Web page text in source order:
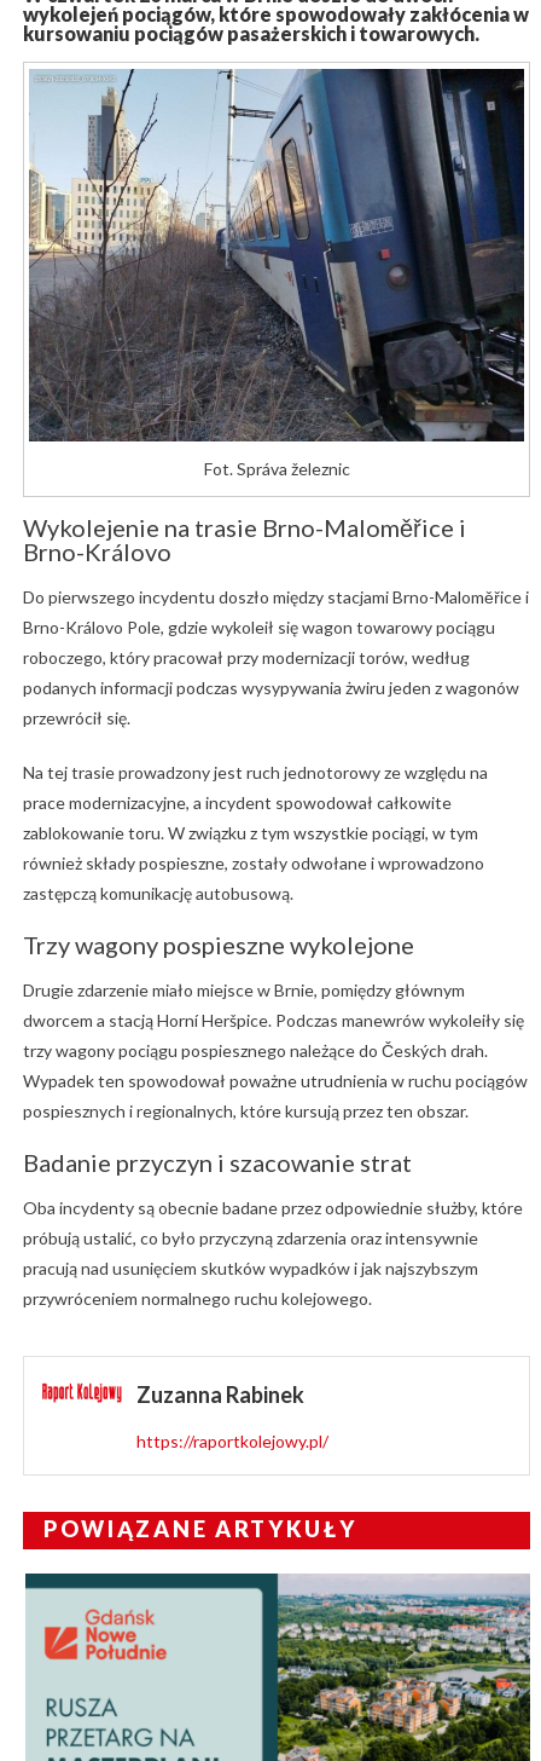
wykolejeń pociągów, które spowodowały zakłócenia w
kursowaniu pociągów pasażerskich i towarowych.
Fot. Správa železnic
Wykolejenie na trasie Brno-Maloměřice i
Brno-Královo
Do pierwszego incydentu doszło między stacjami Brno-Maloměřice i
Brno-Královo Pole, gdzie wykoleił się wagon towarowy pociągu
roboczego, który pracował przy modernizacji torów, według
podanych informacji podczas wysypywania żwiru jeden z wagonów
przewrócił się.
Na tej trasie prowadzony jest ruch jednotorowy ze względu na
prace modernizacyjne, a incydent spowodował całkowite
zablokowanie toru. W związku z tym wszystkie pociągi, w tym
również składy pospieszne, zostały odwołane i wprowadzono
zastępczą komunikację autobusową.
Trzy wagony pospieszne wykolejone
Drugie zdarzenie miało miejsce w Brnie, pomiędzy głównym
dworcem a stacją Horní Heršpice. Podczas manewrów wykoleiły się
trzy wagony pociągu pospiesznego należące do Českých drah.
Wypadek ten spowodował poważne utrudnienia w ruchu pociągów
pospiesznych i regionalnych, które kursują przez ten obszar.
Badanie przyczyn i szacowanie strat
Oba incydenty są obecnie badane przez odpowiednie służby, które
próbują ustalić, co było przyczyną zdarzenia oraz intensywnie
pracują nad usunięciem skutków wypadków i jak najszybszym
przywróceniem normalnego ruchu kolejowego.
Zuzanna Rabinek
https://raportkolejowy.pl/
POWIĄZANE ARTYKUŁY